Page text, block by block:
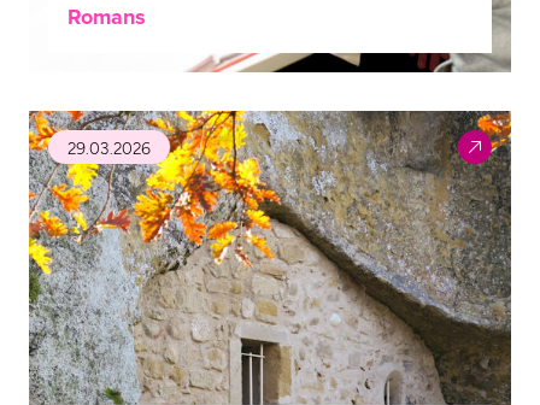
Romans
29.03.2026